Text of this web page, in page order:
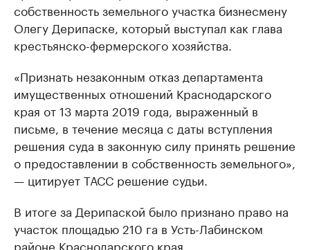
собственность земельного участка бизнесмену
Олегу Дерипаске, который выступал как глава
крестьянско-фермерского хозяйства.
«Признать незаконным отказ департамента
имущественных отношений Краснодарского
края от 13 марта 2019 года, выраженный в
письме, в течение месяца с даты вступления
решения суда в законную силу принять решение
о предоставлении в собственность земельного»,
— цитирует ТАСС решение судьи.
В итоге за Дерипаской было признано право на
участок площадью 210 га в Усть-Лабинском
районе Краснодарского края.